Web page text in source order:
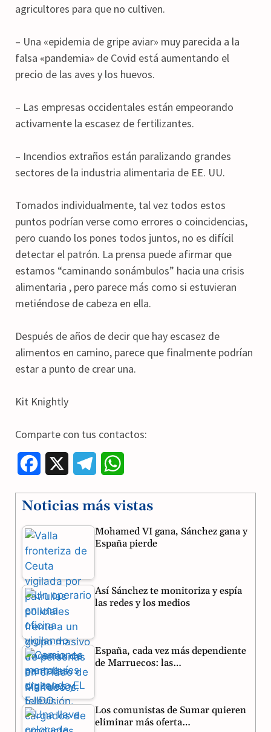
agricultores para que no cultiven.
– Una «epidemia de gripe aviar» muy parecida a la
falsa «pandemia» de Covid está aumentando el
precio de las aves y los huevos.
– Las empresas occidentales están empeorando
activamente la escasez de fertilizantes.
– Incendios extraños están paralizando grandes
sectores de la industria alimentaria de EE. UU.
Tomados individualmente, tal vez todos estos
puntos podrían verse como errores o coincidencias,
pero cuando los pones todos juntos, no es difícil
detectar el patrón. La prensa puede afirmar que
estamos “caminando sonámbulos” hacia una crisis
alimentaria , pero parece más como si estuvieran
metiéndose de cabeza en ella.
Después de años de decir que hay escasez de
alimentos en camino, parece que finalmente podrían
estar a punto de crear una.
Kit Knightly
Comparte con tus contactos:
c
e
b
o
o
k
l
e
a
a
t
p
Noticias más vistas
Mohamed VI gana, Sánchez gana y
España pierde
Así Sánchez te monitoriza y espía
las redes y los medios
España, cada vez más dependiente
de Marruecos: las…
Los comunistas de Sumar quieren
eliminar más oferta…